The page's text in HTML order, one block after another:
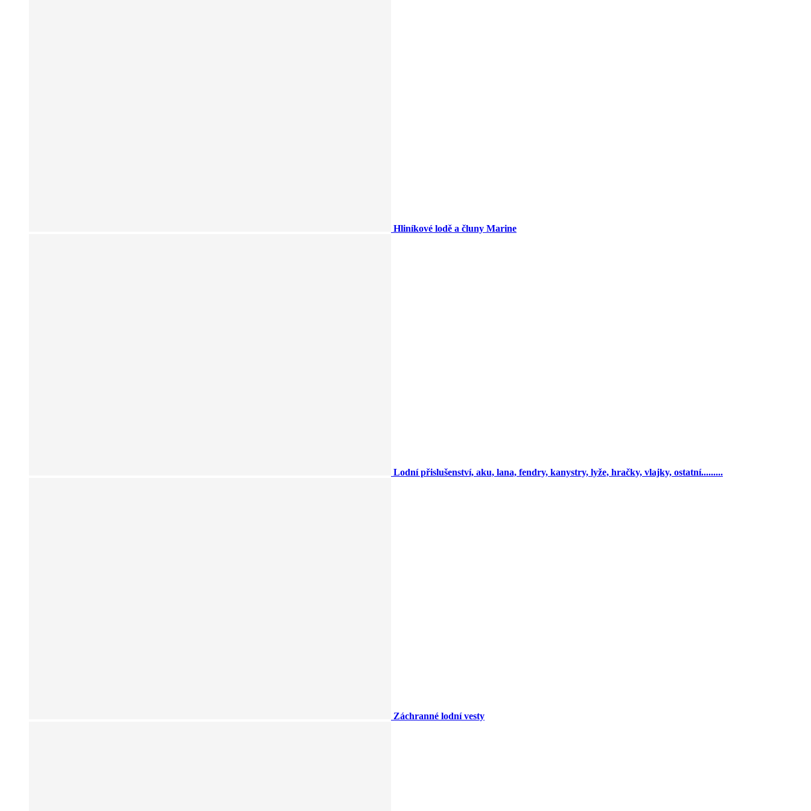
Hliníkové lodě a čluny Marine
Lodní přislušenství, aku, lana, fendry, kanystry, lyže, hračky, vlajky, ostatní.........
Záchranné lodní vesty